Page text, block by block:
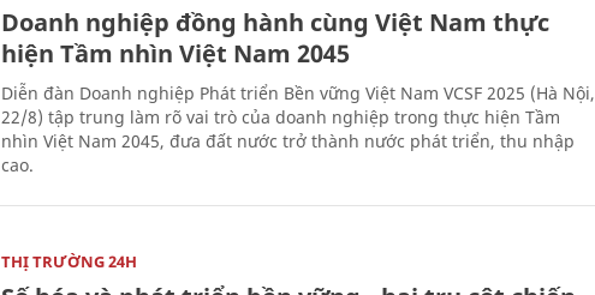
Doanh nghiệp đồng hành cùng Việt Nam thực
hiện Tầm nhìn Việt Nam 2045
Diễn đàn Doanh nghiệp Phát triển Bền vững Việt Nam VCSF 2025 (Hà Nội,
22/8) tập trung làm rõ vai trò của doanh nghiệp trong thực hiện Tầm
nhìn Việt Nam 2045, đưa đất nước trở thành nước phát triển, thu nhập
cao.
THỊ TRƯỜNG 24H